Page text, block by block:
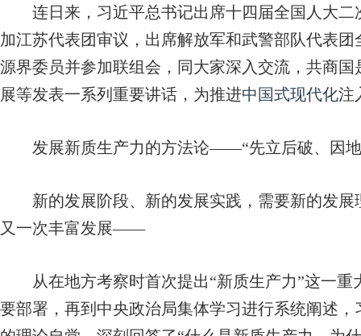
连日来，习近平总书记出席十四届全国人大二
加江苏代表团审议，出席解放军和武警部队代表
源界委员并参加联组会，同大家深入交流，共商
展等发表一系列重要讲话，为推进中国式现代化注
发展新质生产力的方法论——“先立后破、因
新的发展阶段、新的发展实践，需要新的发展
又一次丰富发展——
从在地方考察时首次提出“新质生产力”这一重
要部署，再到中央政治局集体学习进行系统阐述